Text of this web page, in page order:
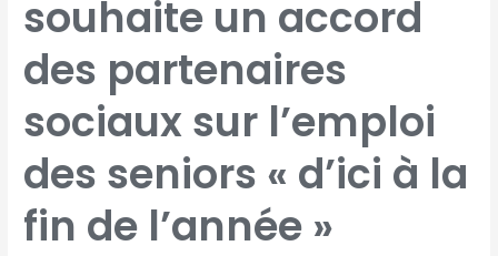
souhaite un accord
des partenaires
sociaux sur l’emploi
des seniors « d’ici à la
fin de l’année »
PARTENAIRES
SOCIAUX
SUR
SENIORS
« D’ICI
À
FIN
DE
L’ANNÉE »